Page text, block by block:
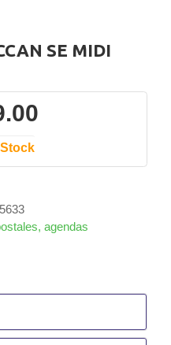
SE MIDI
agendas